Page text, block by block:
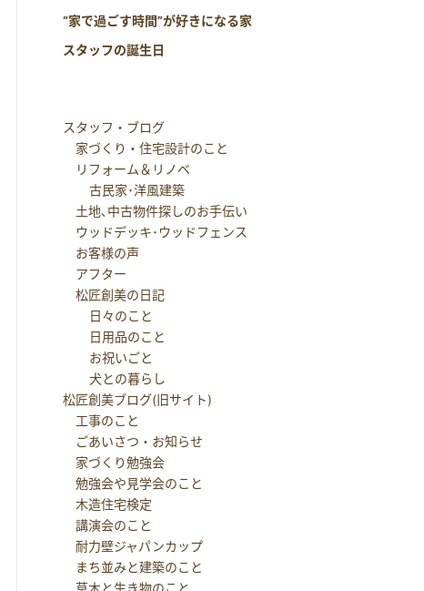
“家で過ごす時間”が好きになる家
スタッフの誕生日
スタッフ・ブログ
家づくり・住宅設計のこと
リフォーム＆リノベ
古民家･洋風建築
土地､中古物件探しのお手伝い
ウッドデッキ･ウッドフェンス
お客様の声
アフター
松匠創美の日記
日々のこと
日用品のこと
お祝いごと
犬との暮らし
松匠創美ブログ(旧サイト)
工事のこと
ごあいさつ・お知らせ
家づくり勉強会
勉強会や見学会のこと
木造住宅検定
講演会のこと
耐力壁ジャパンカップ
まち並みと建築のこと
草木と生き物のこと